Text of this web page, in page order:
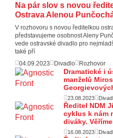
Na pár slov s novou
Ostrava Alenou
V rozhovoru s novou ředitelkou
představujeme osobnost Aleny
vede ostravské divadlo pro
také pří
04.09.2023
Divadlo Rozhovor
Dramatické i
manželů
23.08.2023
Ředitel NDM
cyklus k nám
diváky.
16.08.2023